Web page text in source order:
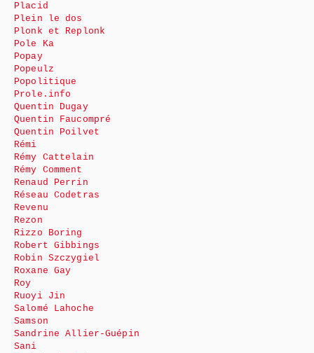
Placid
Plein le dos
Plonk et Replonk
Pole Ka
Popay
Popeulz
Popolitique
Prole.info
Quentin Dugay
Quentin Faucompré
Quentin Poilvet
Rémi
Rémy Cattelain
Rémy Comment
Renaud Perrin
Réseau Codetras
Revenu
Rezon
Rizzo Boring
Robert Gibbings
Robin Szczygiel
Roxane Gay
Roy
Ruoyi Jin
Salomé Lahoche
Samson
Sandrine Allier-Guépin
Sani